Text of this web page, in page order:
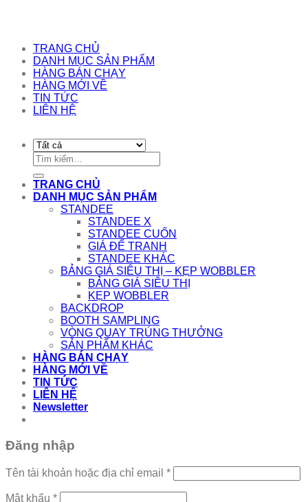
TRANG CHỦ
DANH MỤC SẢN PHẨM
HÀNG BÁN CHẠY
HÀNG MỚI VỀ
TIN TỨC
LIÊN HỆ
Tìm
kiếm:
TRANG CHỦ
DANH MỤC SẢN PHẨM
STANDEE
STANDEE X
STANDEE CUỐN
GIÁ ĐỂ TRANH
STANDEE KHÁC
BẢNG GIÁ SIÊU THỊ – KẸP WOBBLER
BẢNG GIÁ SIÊU THỊ
KẸP WOBBLER
BACKDROP
BOOTH SAMPLING
VÒNG QUAY TRÚNG THƯỞNG
SẢN PHẨM KHÁC
HÀNG BÁN CHẠY
HÀNG MỚI VỀ
TIN TỨC
LIÊN HỆ
Newsletter
Đăng nhập
Tên tài khoản hoặc địa chỉ email *Bắt
buộc
Mật khẩu *Bắt